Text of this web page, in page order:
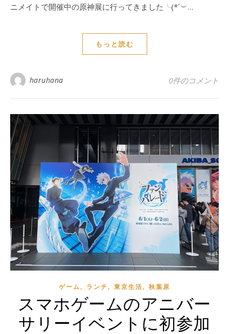
ニメイトで開催中の原神展に行ってきました╰(*´︶…
もっと読む
haruhana 0件のコメント
ゲーム, ランチ, 東京生活, 秋葉原
スマホゲームのアニバー
サリーイベントに初参加